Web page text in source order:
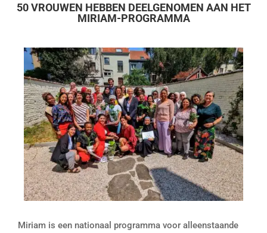
50 VROUWEN HEBBEN DEELGENOMEN AAN HET
MIRIAM-PROGRAMMA
Miriam is een nationaal programma voor alleenstaande